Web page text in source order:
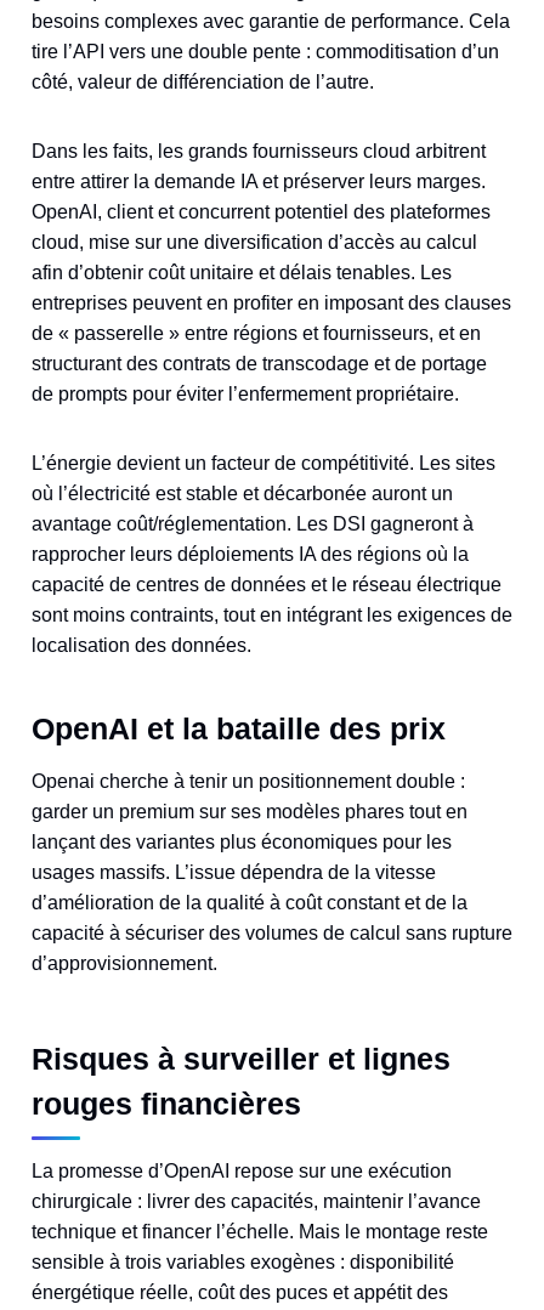
besoins complexes avec garantie de performance. Cela
tire l’API vers une double pente : commoditisation d’un
côté, valeur de différenciation de l’autre.
Dans les faits, les grands fournisseurs cloud arbitrent
entre attirer la demande IA et préserver leurs marges.
OpenAI, client et concurrent potentiel des plateformes
cloud, mise sur une diversification d’accès au calcul
afin d’obtenir coût unitaire et délais tenables. Les
entreprises peuvent en profiter en imposant des clauses
de « passerelle » entre régions et fournisseurs, et en
structurant des contrats de transcodage et de portage
de prompts pour éviter l’enfermement propriétaire.
L’énergie devient un facteur de compétitivité. Les sites
où l’électricité est stable et décarbonée auront un
avantage coût/réglementation. Les DSI gagneront à
rapprocher leurs déploiements IA des régions où la
capacité de centres de données et le réseau électrique
sont moins contraints, tout en intégrant les exigences de
localisation des données.
OpenAI et la bataille des prix
Openai cherche à tenir un positionnement double :
garder un premium sur ses modèles phares tout en
lançant des variantes plus économiques pour les
usages massifs. L’issue dépendra de la vitesse
d’amélioration de la qualité à coût constant et de la
capacité à sécuriser des volumes de calcul sans rupture
d’approvisionnement.
Risques à surveiller et lignes
rouges financières
La promesse d’OpenAI repose sur une exécution
chirurgicale : livrer des capacités, maintenir l’avance
technique et financer l’échelle. Mais le montage reste
sensible à trois variables exogènes : disponibilité
énergétique réelle, coût des puces et appétit des